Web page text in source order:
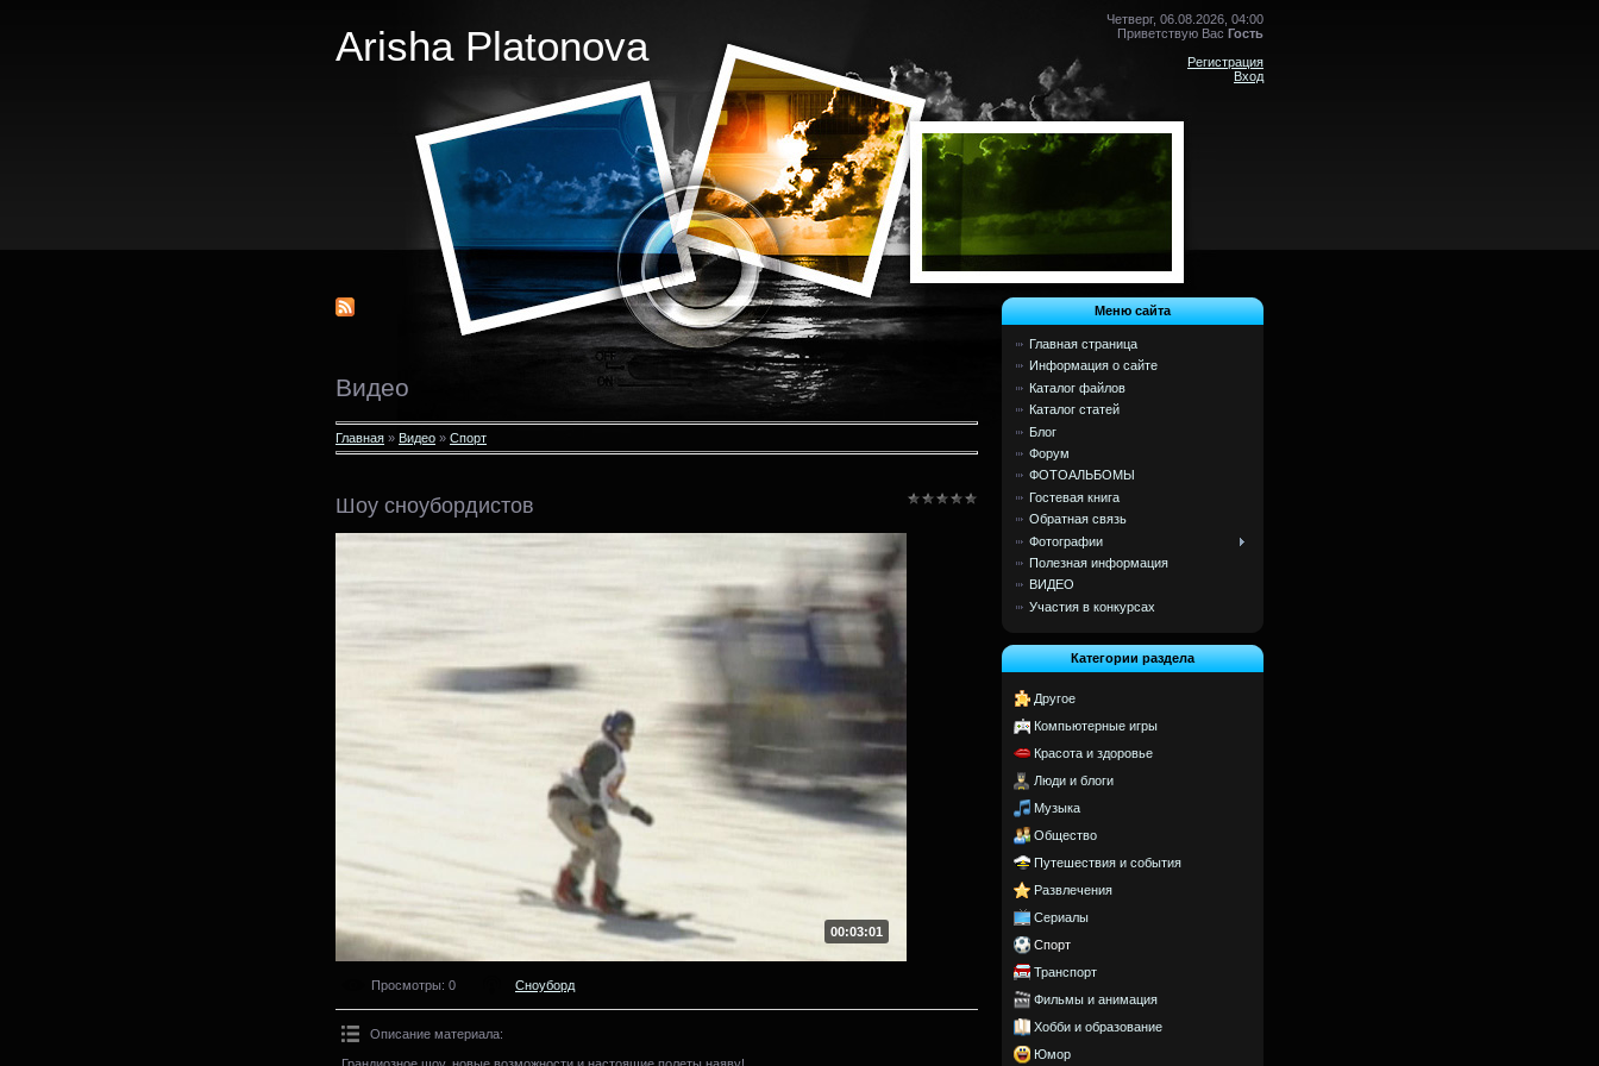
Arisha Platonova
Четверг, 06.08.2026, 04:00
Приветствую Вас Гость
Регистрация
Вход
Видео
Главная » Видео » Спорт
Шоу сноубордистов
00:03:01
Просмотры: 0 Сноуборд
Описание материала:
Грандиозное шоу, новые возможности и настоящие полеты наяву!
Меню сайта
Главная страница
Информация о сайте
Каталог файлов
Каталог статей
Блог
Форум
ФОТОАЛЬБОМЫ
Гостевая книга
Обратная связь
Фотографии
Полезная информация
ВИДЕО
Участия в конкурсах
Категории раздела
Другое
Компьютерные игры
Красота и здоровье
Люди и блоги
Музыка
Общество
Путешествия и события
Развлечения
Сериалы
Спорт
Транспорт
Фильмы и анимация
Хобби и образование
Юмор